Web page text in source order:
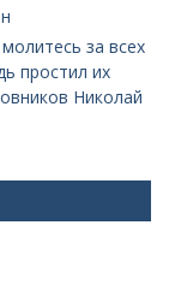
за всех
простил их
Николай